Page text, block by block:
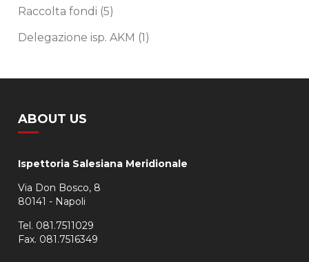
Raccolta fondi (5)
Delegazione isp. AKM (1)
ABOUT US
Ispettoria Salesiana Meridionale
Via Don Bosco, 8
80141 - Napoli
Tel. 081.7511029
Fax. 081.7516349